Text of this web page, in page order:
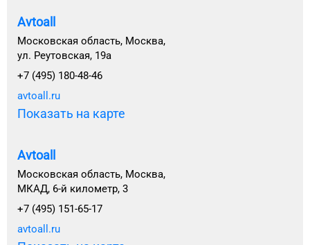
Avtoall
Московская область, Москва,
ул. Реутовская, 19а
+7 (495) 180-48-46
avtoall.ru
Показать на карте
Avtoall
Московская область, Москва,
МКАД, 6-й километр, 3
+7 (495) 151-65-17
avtoall.ru